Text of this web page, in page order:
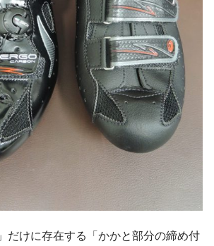
だけに存在する「かかと部分の締め付